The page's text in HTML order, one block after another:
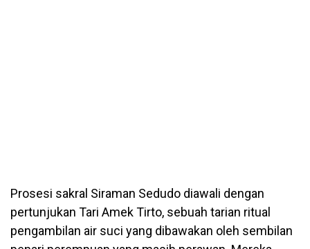
Prosesi sakral Siraman Sedudo diawali dengan
pertunjukan Tari Amek Tirto, sebuah tarian ritual
pengambilan air suci yang dibawakan oleh sembilan